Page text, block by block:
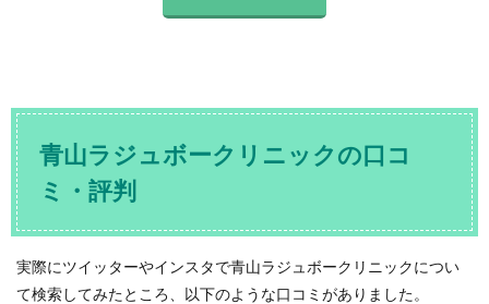
青山ラジュボークリニックの口コ
ミ・評判
実際にツイッターやインスタで青山ラジュボークリニックについ
て検索してみたところ、以下のような口コミがありました。